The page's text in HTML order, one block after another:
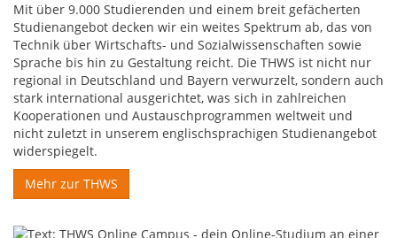
Mit über 9.000 Studierenden und einem breit gefächerten
Studienangebot decken wir ein weites Spektrum ab, das von
Technik über Wirtschafts- und Sozialwissenschaften sowie
Sprache bis hin zu Gestaltung reicht. Die THWS ist nicht nur
regional in Deutschland und Bayern verwurzelt, sondern auch
stark international ausgerichtet, was sich in zahlreichen
Kooperationen und Austauschprogrammen weltweit und
nicht zuletzt in unserem englischsprachigen Studienangebot
widerspiegelt.
Mehr zur THWS